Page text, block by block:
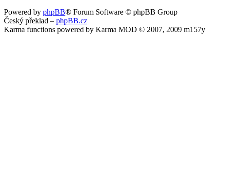
Powered by phpBB® Forum Software © phpBB Group
Český překlad – phpBB.cz
Karma functions powered by Karma MOD © 2007, 2009 m157y